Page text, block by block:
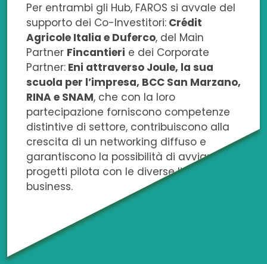
Per entrambi gli Hub, FAROS si avvale del
supporto dei Co-Investitori: Crédit
Agricole Italia e Duferco, del Main
Partner Fincantieri e dei Corporate
Partner: Eni attraverso Joule, la sua
scuola per l’impresa, BCC San Marzano,
RINA e SNAM, che con la loro
partecipazione forniscono competenze
distintive di settore, contribuiscono alla
crescita di un networking diffuso e
garantiscono la possibilità di avviare
progetti pilota con le diverse linee di
business.